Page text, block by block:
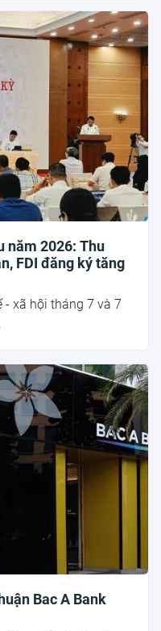
năm 2026: Thu
FDI đăng ký tăng
- xã hội tháng 7 và 7
Bac A Bank